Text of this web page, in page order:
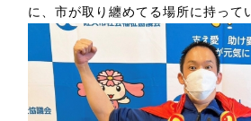
に、市が取り纏めてる場所に持って